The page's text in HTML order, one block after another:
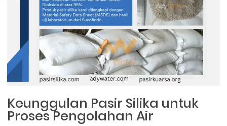
Keunggulan Pasir Silika untuk
Proses Pengolahan Air